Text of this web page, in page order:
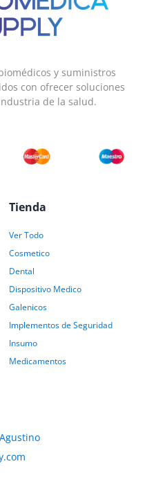
y suministros
con ofrecer soluciones
de la salud.
Tienda
Ver Todo
Cosmetico
Dental
Dispositivo Medico
Galenicos
Implementos de Seguridad
Insumo
Medicamentos